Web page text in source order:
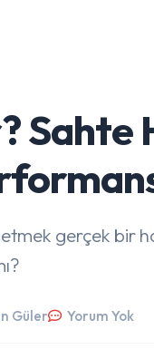
Sahte
gerçek bir
Güler Yorum Yok